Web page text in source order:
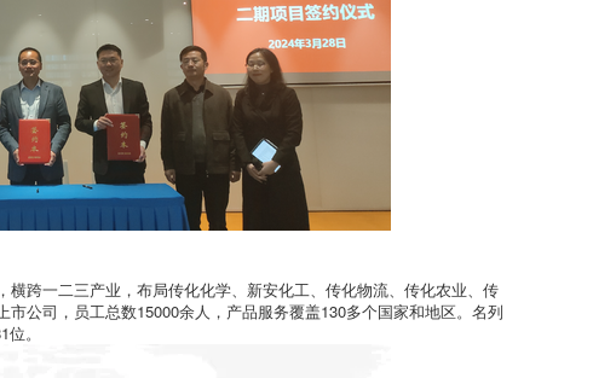
跨一二三产业，布局传化化学、新安化工、传化物流、传化农业、传
公司，员工总数15000余人，产品服务覆盖130多个国家和地区。名列
。